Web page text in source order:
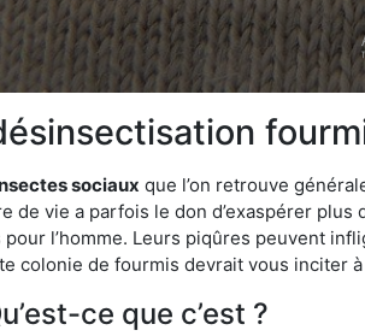
sociaux que l’on retrouve
de vie a parfois le don d’exaspérer
l’homme. Leurs piqûres peuvent
colonie de fourmis devrait vous inciter
ce que c’est ?